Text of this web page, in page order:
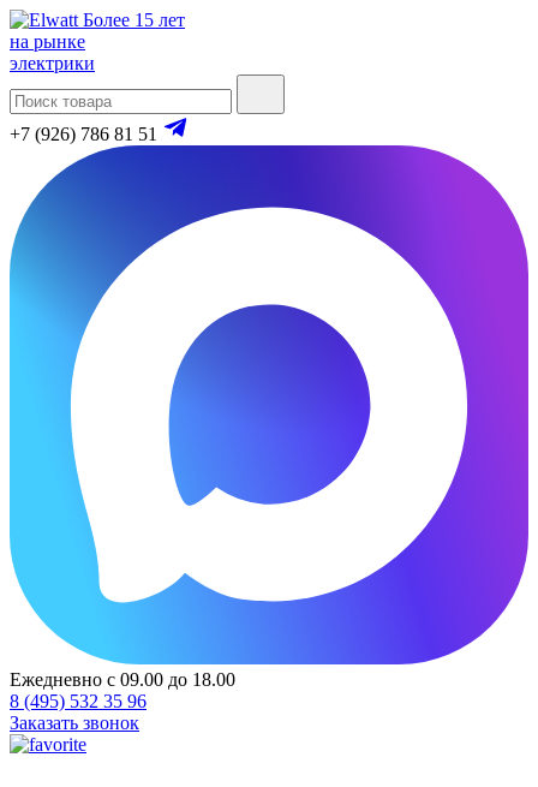
Более 15 лет
на рынке
электрики
+7 (926) 786 81 51
Ежедневно с 09.00 до 18.00
8 (495) 532 35 96
Заказать звонок